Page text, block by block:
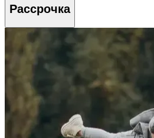
Рассрочка